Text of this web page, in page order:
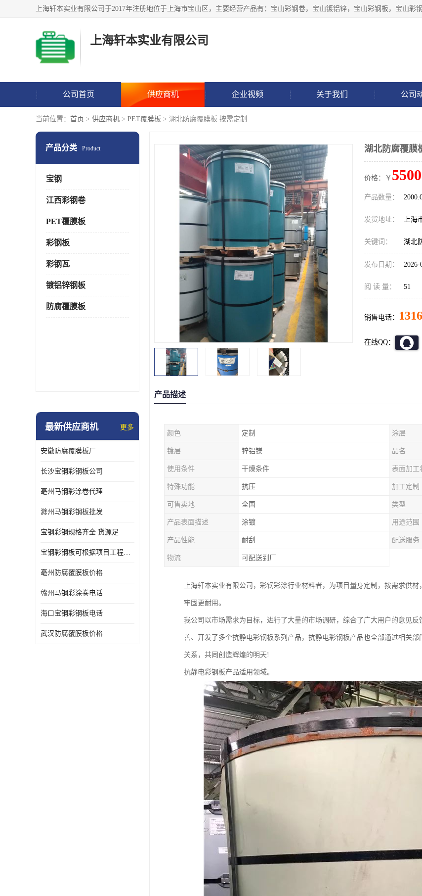
上海轩本实业有限公司
公司首页 供应商机 企业视频 关于我们 公司
当前位置： 首页 > 供应商机 > PET覆膜板 > 湖北防腐覆膜板 按需定制
产品分类 Product
宝钢
江西彩钢卷
PET覆膜板
彩钢板
彩钢瓦
镀铝锌钢板
防腐覆膜板
最新供应商机 更多
安徽防腐覆膜板厂
长沙宝钢彩钢板公司
亳州马钢彩涂卷代理
滁州马钢彩钢板批发
宝钢彩钢规格齐全 货源足
宝钢彩钢板可根据项目工程定制
亳州防腐覆膜板价格
赣州马钢彩涂卷电话
海口宝钢彩钢板电话
武汉防腐覆膜板价格
湖北防腐覆膜
价格：￥
产品数量：
发货地址： 上海
关键词： 湖北
发布日期： 2026-
阅 读 量： 51
销售电话：
在线QQ：
产品描述
颜色 定制 涂层
镀层 锌铝镁 品名
使用条件 干燥条件 表面加工
特殊功能 抗压 加工定制
可售卖地 全国 类型
产品表面描述 涂镀 用途范围
产品性能 耐刮 配送服务
物流 可配送到厂
上海轩本实业有限公司，彩钢彩涂行业材料者，为项目量身定制，按需求供
牢固更耐用。
我公司以市场需求为目标，进行了大量的市场调研，综合了广大用户的意见
善、开发了多个抗静电彩钢板系列产品，抗静电彩钢板产品也全部通过相关
关系，共同创造辉煌的明天!
抗静电彩钢板产品适用领域。